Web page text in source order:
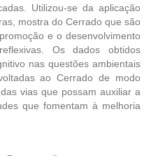
Utilizou-se da aplicação
mostra do Cerrado que são
e o desenvolvimento
Os dados obtidos
nas questões ambientais
ao Cerrado de modo
vias que possam auxiliar a
que fomentam à melhoria